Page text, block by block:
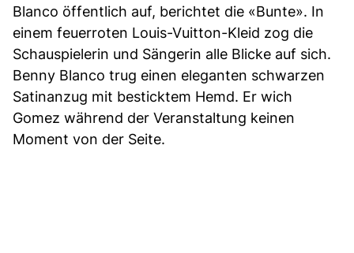
Blanco öffentlich auf, berichtet die «Bunte». In
einem feuerroten Louis-Vuitton-Kleid zog die
Schauspielerin und Sängerin alle Blicke auf sich.
Benny Blanco trug einen eleganten schwarzen
Satinanzug mit besticktem Hemd. Er wich
Gomez während der Veranstaltung keinen
Moment von der Seite.